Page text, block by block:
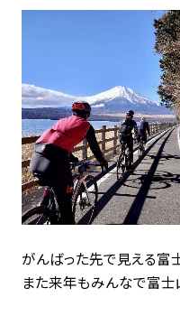
がんばった先で見える富
また来年もみんなで富士